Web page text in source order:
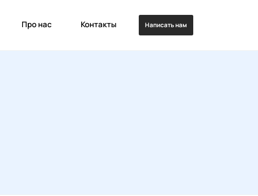
Про нас Контакты Написать нам